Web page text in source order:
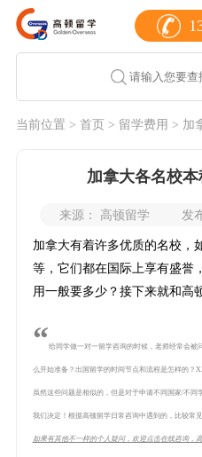
当前位置 > 首页 > 留学费用 > 加
加拿大各名校
来源： 高顿留学 发
加拿大有着许多优质的名校，
等，它们都在国际上享有盛誉
用一般要多少？接下来就和高
“给同学做一对一留学咨询的时候，老师经常会被
么开始准备？出国留学的时间节点和流程是怎样的？
虽然这些问题是相似的，但是对于申请不同国家/不同
我们决定！根据高顿留学日常咨询中遇到的，比较常
如果有其他不一样的个人疑问，欢迎点击在线咨询，